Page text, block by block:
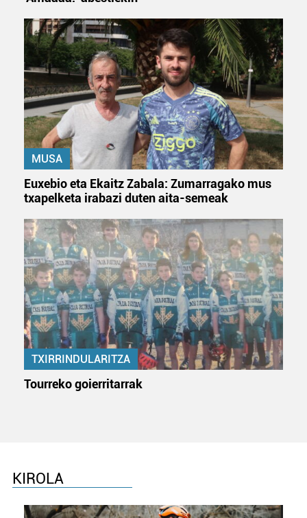
MUSA
Euxebio eta Ekaitz Zabala: Zumarragako mus
txapelketa irabazi duten aita-semeak
TXIRRINDULARITZA
Tourreko goierritarrak
KIROLA